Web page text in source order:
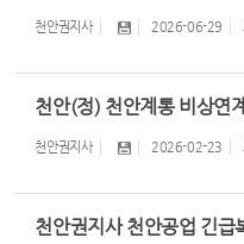
천안권지사 2026-06-29
천안(정) 천안계통 비상연
천안권지사 2026-02-23
천안권지사 천안공업 긴급